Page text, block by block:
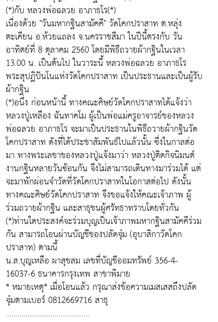
(*)กับ หลวงพ่อฉลวย อาภาธโร(*)
เนื่องด้วย "วันมหากฐินสามัคคี" วัดโคกปราสาท ต.หลุ่ง
ตะเคียน อ.ห้วยแถลง จ.นครราชสีมา ในปีนี้ตรงกับ วัน
อาทิตย์ที่ 8 ตุลาคม 2560 โดยมีพิธีถวายผ้ากฐินในเวลา
13.00 น. เป็นต้นไป ในวาระนี้ หลวงพ่อฉลวย อาภาธโร
พระสุปฏิปันโนแห่งวัดโคกปราสาท เป็นประธานและเป็นผู้รับ
ผ้ากฐิน
(*)อนึ่ง ก่อนหน้านี้ ทางคณะศิษย์วัดโคกปราสาทได้แจ้งว่า
หลวงปู่เหลือง ฉันทาคโม ผู้เป็นพ่อแม่ครูอาจารย์ของหลวง
พ่อฉลวย อาภาธโร จะมาเป็นประธานในพิธีถวายผ้ากฐินวัด
โคกปราสาท ดังที่ได้ประชาสัมพันธ์ไปแล้วนั้น ซึ่งในกาลต่อ
มา ทางพระเลขาของหลวงปู่แจ้งมาว่า หลวงปู่ติดกิจนิมนต์
งานกฐินหลายวันซ้อนกัน จึงไม่สามารถเดินทางมาร่วมได้ แต่
จะมาพักผ่อนจำวัดที่วัดโคกปราสาทในโอกาสต่อไป ดังนั้น
ทางคณะศิษย์วัดโคกปราสาท จึงขอแจ้งให้คณะเจ้าภาพ ผู้
ร่วมถวายผ้ากฐิน และสาธุชนผู้ศรัทธาทราบโดยทั่วกัน
(*)ท่านใดประสงค์จะร่วมบุญเป็นเจ้าภาพมหากฐินสามัคคีร่วม
กัน สามารถโอนผ่านบัญชีของปลัดจุ๋ม (อุบาสิกาวัดโคก
ปราสาท) ตามนี้
น.ส.บุญเหลือ ผาสุขสม เลขที่บัญชีออมทรัพย์ 356-4-
16037-6 ธนาคารกรุงเทพ สาขาพิมาย
* หมายเหตุ* เมื่อโอนแล้ว กรุณาส่งข้อความเมสเสสถึงปลัด
จุ๋มตามเบอร์ 0812669716 สาธุ
...........................................